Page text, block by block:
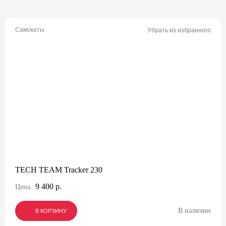
Самокаты Убрать из избранного
TECH TEAM Tracker 230
Цена: 9 400 р.
В КОРЗИНУ
В КОРЗИНУ
В КОРЗИНУ В наличии